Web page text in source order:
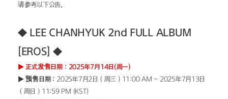
请参考以下公告。
◆ LEE CHANHYUK 2nd FULL ALBUM
[EROS] ◆
▶ 正式发售日期：2025年7月14日(周一)
▶ 预售日期： 2025年7月2日（周三）11:00 AM ~ 2025年7月13日
（周日）11:59 PM (KST)